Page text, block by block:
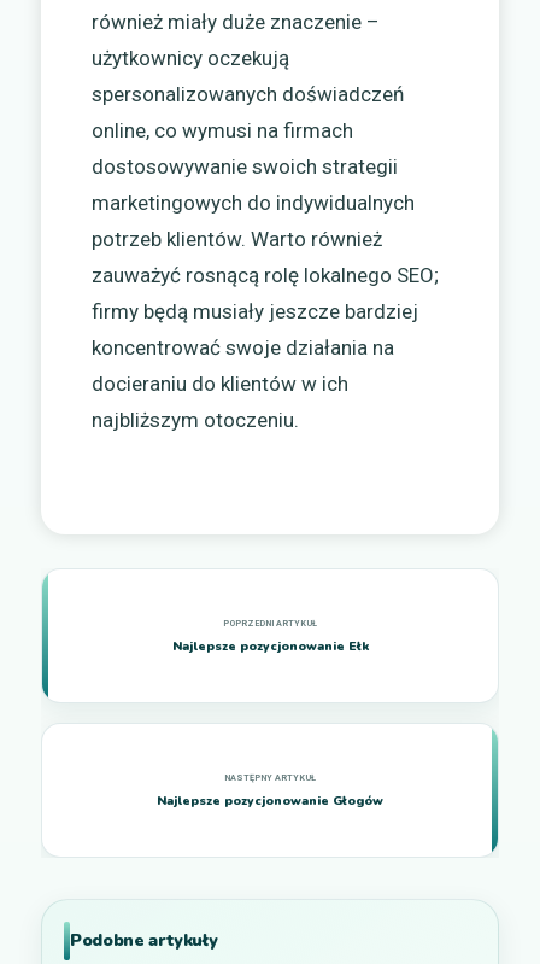
również miały duże znaczenie –
użytkownicy oczekują
spersonalizowanych doświadczeń
online, co wymusi na firmach
dostosowywanie swoich strategii
marketingowych do indywidualnych
potrzeb klientów. Warto również
zauważyć rosnącą rolę lokalnego SEO;
firmy będą musiały jeszcze bardziej
koncentrować swoje działania na
docieraniu do klientów w ich
najbliższym otoczeniu.
Najlepsze pozycjonowanie Ełk
Najlepsze pozycjonowanie Głogów
Podobne artykuły